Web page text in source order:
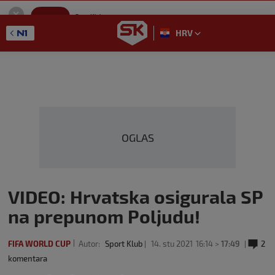
SportKlub
GET - On the Google Play
HRV
OGLAS
VIDEO: Hrvatska osigurala SP
na prepunom Poljudu!
FIFA WORLD CUP Autor: Sport Klub 14. stu 2021 16:14 > 17:49
2
komentara